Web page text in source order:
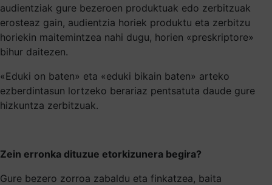
audientziak gure bezeroen produktuak edo zerbitzuak
erosteaz gain, audientzia horiek produktu eta zerbitzu
horiekin maitemintzea nahi dugu, horien «preskriptore»
bihur daitezen.
«Eduki on baten» eta «eduki bikain baten» arteko
ezberdintasun lortzeko berariaz pentsatuta daude gure
hizkuntza zerbitzuak.
Zein erronka dituzue etorkizunera begira?
Gure bezero zorroa zabaldu eta finkatzea, baita